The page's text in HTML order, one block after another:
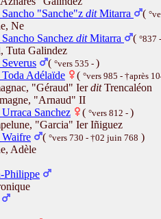
"Sanche"z ditMitarra (
Ne
Sanchez ditMitarra ( °837 -
Tuta Galindez
( °vers 535 - )
Adélaïde
( °vers 985 - †après
"Géraud" IerditTrencaléon
"Arnaud" II
Sanchez
( °vers 812 - )
"Garcia" Ier Iñiguez
Waifre
( °vers 730 - †02 juin 768 )
Adèle
Philippe